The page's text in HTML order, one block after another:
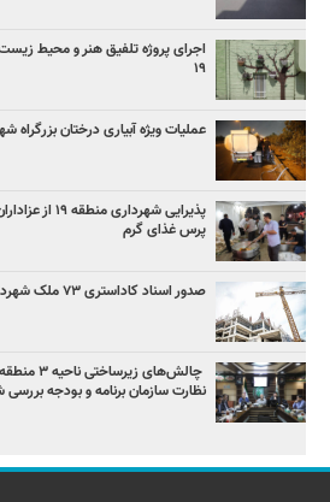
اجرای پروژه تلفیق هنر و محیط
۱۹
عملیات ویژه آبیاری درختان بزرگراه شهید هاشمی
پرس غذای گرم
صدور اسناد کاداستری ۷۳ ملک شهرداری در منطقه ۱۹
نظارت سازمان برنامه و بودجه